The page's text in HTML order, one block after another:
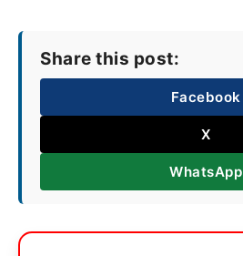
Share this post:
Facebook
X
WhatsApp